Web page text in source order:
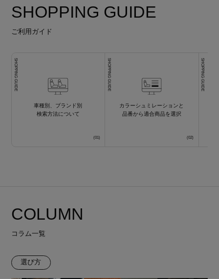
SHOPPING GUIDE
ご利用ガイド
SHOPPING GUIDE
車種別、ブランド別
検索方法について
SHOPPING GUIDE
カラーシュミレーションと
品番から適合商品を選択
SHOPPING GUIDE
COLUMN
コラム一覧
選び方